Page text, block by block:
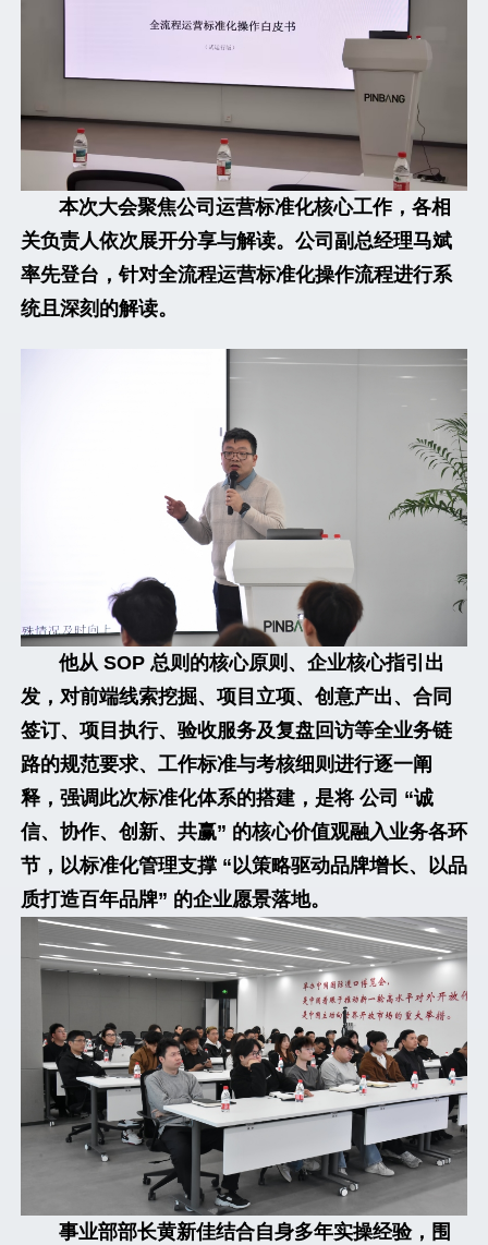
本次大会聚焦公司运营标准化核心工作，各相
关负责人依次展开分享与解读。公司副总经理马斌
率先登台，针对全流程运营标准化操作流程进行系
统且深刻的解读。
他从 SOP 总则的核心原则、企业核心指引出
发，对前端线索挖掘、项目立项、创意产出、合同
签订、项目执行、验收服务及复盘回访等全业务链
路的规范要求、工作标准与考核细则进行逐一阐
释，强调此次标准化体系的搭建，是将 公司 “诚
信、协作、创新、共赢” 的核心价值观融入业务各环
节，以标准化管理支撑 “以策略驱动品牌增长、以品
质打造百年品牌” 的企业愿景落地。
事业部部长黄新佳结合自身多年实操经验，围